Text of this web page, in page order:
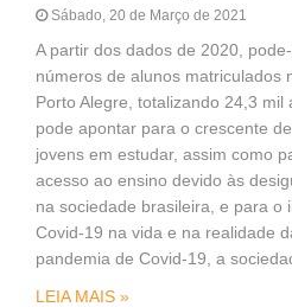
Sábado, 20 de Março de 2021
A partir dos dados de 2020,
números de alunos matriculados
Porto Alegre, totalizando 24,3
pode apontar para o crescente
jovens em estudar, assim como
acesso ao ensino devido às
na sociedade brasileira, e para o
Covid-19 na vida e na realidade
pandemia de Covid-19, a
LEIA MAIS »